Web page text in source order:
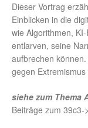
Dieser Vortrag
Einblicken in die
wie Algorithmen,
entlarven, seine
aufbrechen
gegen
siehe zum Thema
Beiträge zum 39c3->